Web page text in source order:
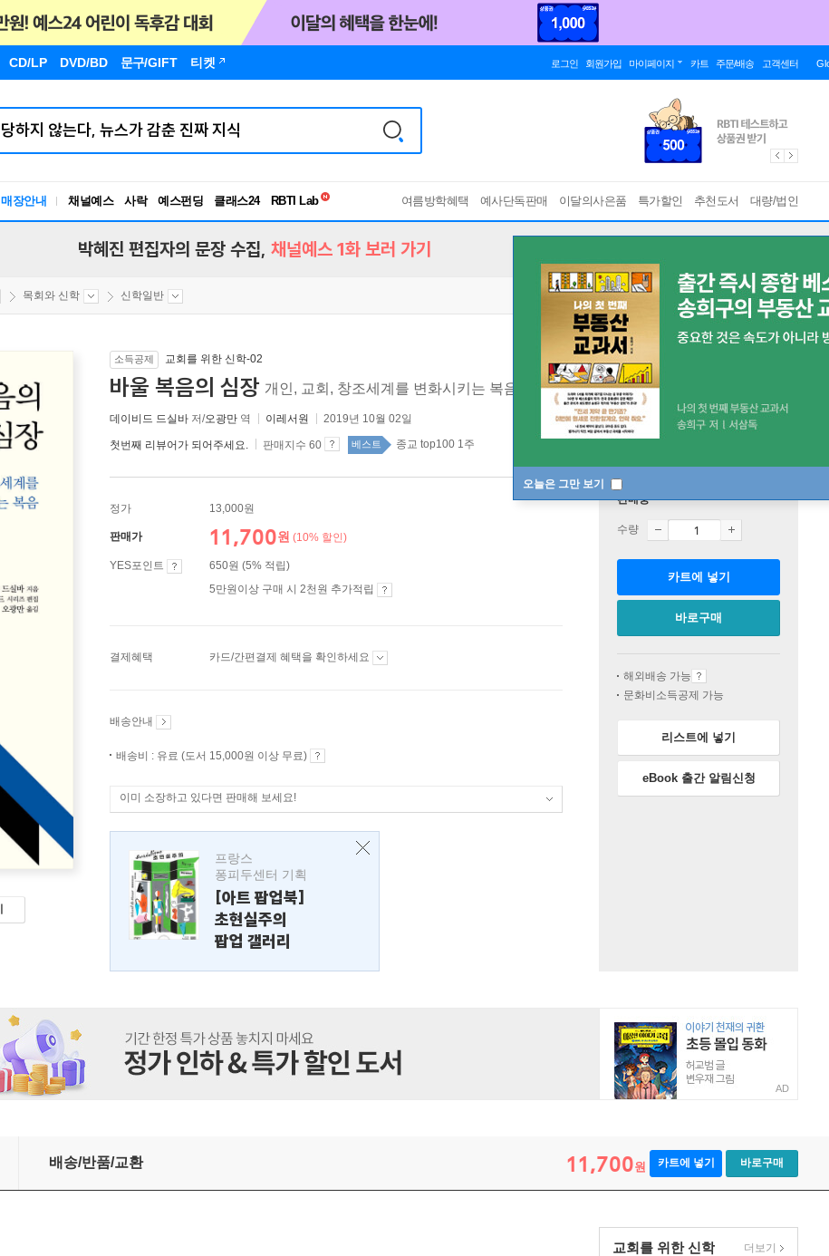
CD/LP DVD/BD 문구/GIFT 티켓 로그인 회원가입 마이페이지 카트 주문/배송 고객센터
매장안내 채널예스 사락 예스펀딩 클래스24
RBTI Lab
독서유형검사
여름방학혜택 예사단독판매 이달의사은품 특가할인 추천도서 대량/법인
오늘은 그만 보기
박혜진 편집자의 문장 수집, 채널예스 1화 보러 가기
목회와 신학 신학일반
소득공제 교회를 위한 신학-02
바울 복음의 심장 개인, 교회, 창조세계를 변화시키는 복음
데이비드 드실바 저/오광만 역 이레서원 2019년 10월 02일
첫번째 리뷰어가 되어주세요. 판매지수 60 베스트 종교 top100 1주
정가 13,000원
판매가 11,700원 (10% 할인)
YES포인트
650원 (5% 적립)
5만원이상 구매 시 2천원 추가적립
결제혜택 카드/간편결제 혜택을 확인하세요
배송안내
배송비 : 유료 (도서 15,000원 이상 무료)
이미 소장하고 있다면 판매해 보세요!
프랑스
퐁피두센터 기획
[아트 팝업북]
초현실주의
팝업 갤러리
판매중
수량
카트에 넣기
바로구매
해외배송 가능
문화비소득공제 가능
리스트에 넣기
eBook 출간 알림신청
AD
배송/반품/교환 11,700원 카트에 넣기 바로구매
교회를 위한 신학 더보기